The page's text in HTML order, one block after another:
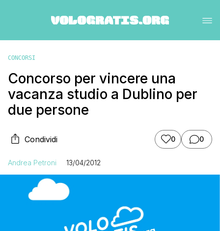
CONCORSI
Concorso per vincere una
vacanza studio a Dublino per
due persone
Condividi 0 0
Andrea Petroni 13/04/2012